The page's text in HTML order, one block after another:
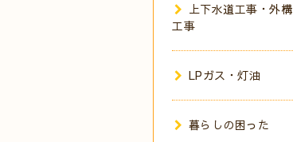
上下水道工事・外構
工事
LPガス・灯油
暮らしの困った